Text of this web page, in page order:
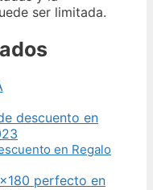
ser limitada.
en Regalo